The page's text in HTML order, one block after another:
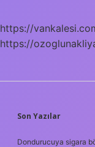
https://
https://
Son Yazılar
Dondurucuya sigara